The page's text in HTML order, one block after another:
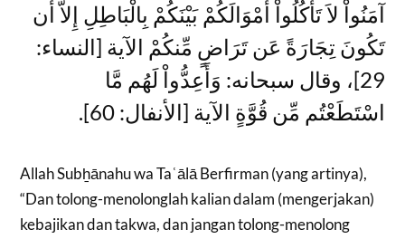
آمَنُواْ لاَ تَأْكُلُواْ أَمْوَالَكُمْ بَيْنَكُمْ بِالْبَاطِلِ إِلاَّ أَن
تَكُونَ تِجَارَةً عَن تَرَاضٍ مِّنكُمْ الآية [النساء:
29]، وقال سبحانه: وَأَعِدُّواْ لَهُم مَّا
اسْتَطَعْتُم مِّن قُوَّةٍ الآية [الأنفال: 60].
Allah Subẖānahu wa Taʿālā Berfirman (yang artinya),
“Dan tolong-menolonglah kalian dalam (mengerjakan)
kebajikan dan takwa, dan jangan tolong-menolong